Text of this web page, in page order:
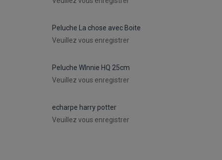
Peluche La chose avec Boite
Veuillez vous enregistrer
Peluche WInnie HQ 25cm
Veuillez vous enregistrer
echarpe harry potter
Veuillez vous enregistrer